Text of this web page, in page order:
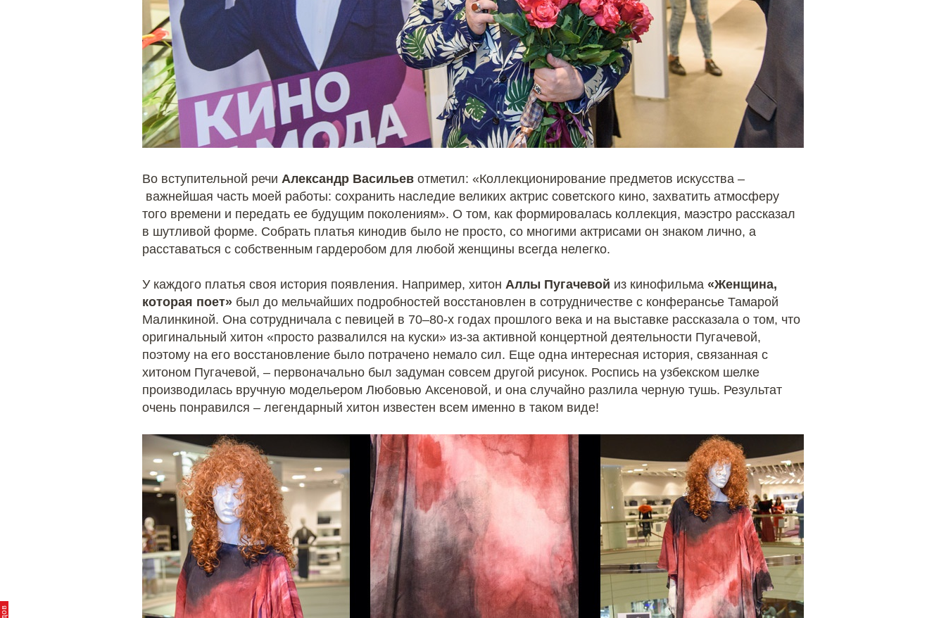
Во вступительной речи Александр Васильев отметил: «Коллекционирование предметов искусства –
важнейшая часть моей работы: сохранить наследие великих актрис советского кино, захватить атмосферу
того времени и передать ее будущим поколениям». О том, как формировалась коллекция, маэстро рассказал
в шутливой форме. Собрать платья кинодив было не просто, со многими актрисами он знаком лично, а
расставаться с собственным гардеробом для любой женщины всегда нелегко.
У каждого платья своя история появления. Например, хитон Аллы Пугачевой из кинофильма «Женщина,
которая поет» был до мельчайших подробностей восстановлен в сотрудничестве с конферансье Тамарой
Малинкиной. Она сотрудничала с певицей в 70–80-х годах прошлого века и на выставке рассказала о том, что
оригинальный хитон «просто развалился на куски» из-за активной концертной деятельности Пугачевой,
поэтому на его восстановление было потрачено немало сил. Еще одна интересная история, связанная с
хитоном Пугачевой, – первоначально был задуман совсем другой рисунок. Роспись на узбекском шелке
производилась вручную модельером Любовью Аксеновой, и она случайно разлила черную тушь. Результат
очень понравился – легендарный хитон известен всем именно в таком виде!